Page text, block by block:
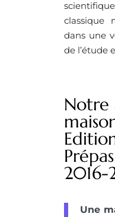
classique
dans une
de l’étude
Notre
2016-
Une